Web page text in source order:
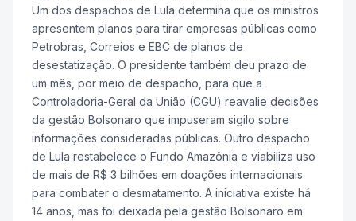
Um dos despachos de Lula determina que os ministros
apresentem planos para tirar empresas públicas como
Petrobras, Correios e EBC de planos de
desestatização. O presidente também deu prazo de
um mês, por meio de despacho, para que a
Controladoria-Geral da União (CGU) reavalie decisões
da gestão Bolsonaro que impuseram sigilo sobre
informações consideradas públicas. Outro despacho
de Lula restabelece o Fundo Amazônia e viabiliza uso
de mais de R$ 3 bilhões em doações internacionais
para combater o desmatamento. A iniciativa existe há
14 anos, mas foi deixada pela gestão Bolsonaro em